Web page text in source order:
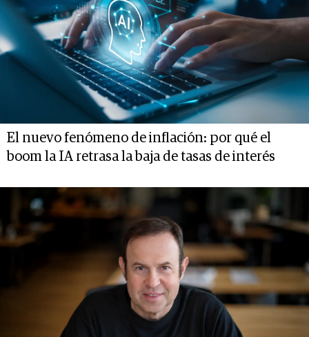
El nuevo fenómeno de inflación: por qué el
boom la IA retrasa la baja de tasas de interés